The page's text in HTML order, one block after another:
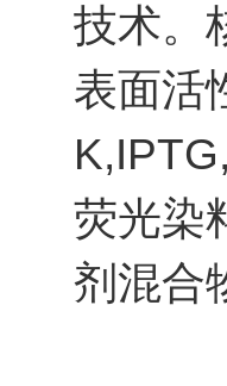
技术。
表面活
荧光染
剂混合